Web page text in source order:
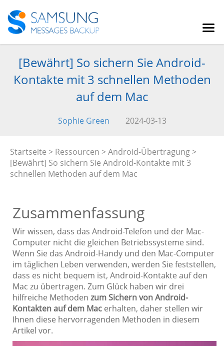
[Bewährt] So sichern Sie Android-
Kontakte mit 3 schnellen Methoden
auf dem Mac
Sophie Green 2024-03-13
Startseite > Ressourcen >Android-Übertragung >
[Bewährt] So sichern Sie Android-Kontakte mit 3
schnellen Methoden auf dem Mac
Zusammenfassung
Wir wissen, dass das Android-Telefon und der Mac-
Computer nicht die gleichen Betriebssysteme sind.
Wenn Sie das Android-Handy und den Mac-Computer
im täglichen Leben verwenden, werden Sie feststellen,
dass es nicht bequem ist, Android-Kontakte auf den
Mac zu übertragen. Zum Glück haben wir drei
hilfreiche Methoden zum Sichern von Android-
Kontakten auf dem Mac erhalten, daher stellen wir
Ihnen diese hervorragenden Methoden in diesem
Artikel vor.